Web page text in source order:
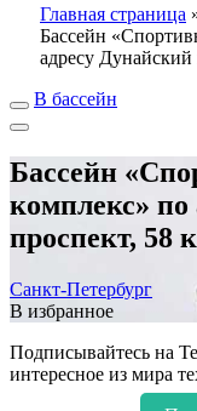
Главная страница
Бассейн
адресу Дунайский
В бассейн
Бассейн
комплекс»
проспект, 58
Санкт-Петербург
В избранное
Подписывайтесь на
интересное из мира